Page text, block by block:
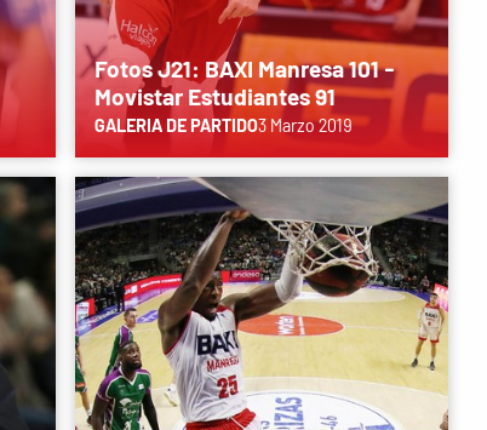
Fotos J21: BAXI Manresa 101 -
Movistar Estudiantes 91
GALERIA DE PARTIDO3 Marzo 2019